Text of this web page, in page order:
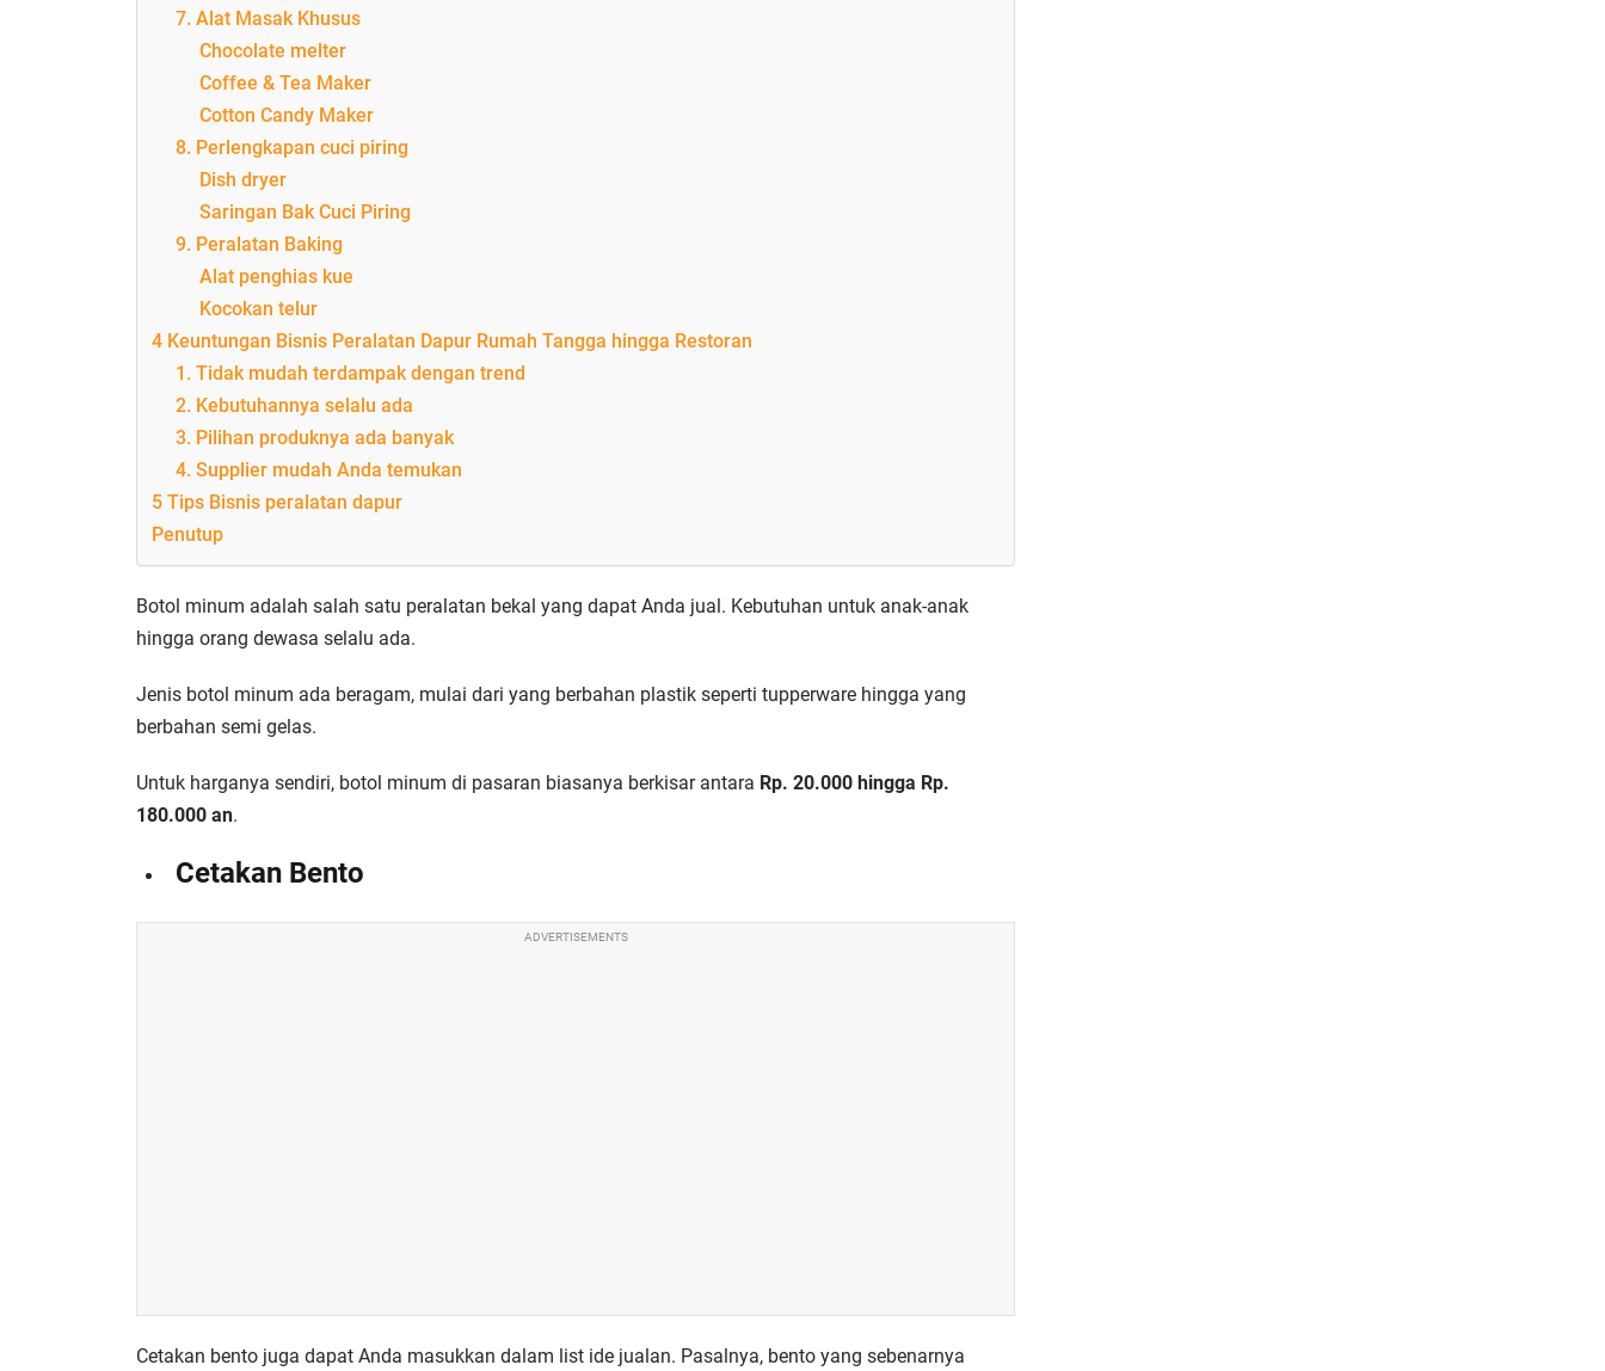
7. Alat Masak Khusus
Chocolate melter
Coffee & Tea Maker
Cotton Candy Maker
8. Perlengkapan cuci piring
Dish dryer
Saringan Bak Cuci Piring
9. Peralatan Baking
Alat penghias kue
Kocokan telur
4 Keuntungan Bisnis Peralatan Dapur Rumah Tangga hingga Restoran
1. Tidak mudah terdampak dengan trend
2. Kebutuhannya selalu ada
3. Pilihan produknya ada banyak
4. Supplier mudah Anda temukan
5 Tips Bisnis peralatan dapur
Penutup
Botol minum adalah salah satu peralatan bekal yang dapat Anda jual. Kebutuhan untuk anak-anak
hingga orang dewasa selalu ada.
Jenis botol minum ada beragam, mulai dari yang berbahan plastik seperti tupperware hingga yang
berbahan semi gelas.
Untuk harganya sendiri, botol minum di pasaran biasanya berkisar antara Rp. 20.000 hingga Rp.
180.000 an.
Cetakan Bento
ADVERTISEMENTS
Cetakan bento juga dapat Anda masukkan dalam list ide jualan. Pasalnya, bento yang sebenarnya